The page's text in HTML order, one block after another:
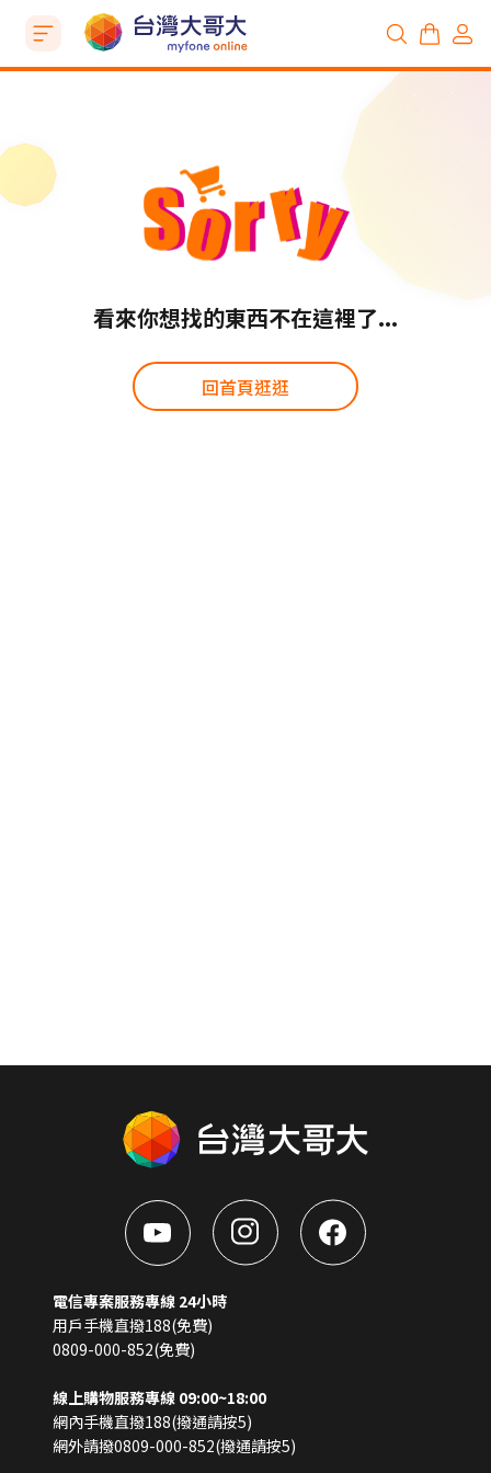
看來你想找的東西不在這裡了...
回首頁逛逛
電信專案服務專線 24小時
用戶手機直撥188(免費)
0809-000-852(免費)
線上購物服務專線 09:00~18:00
網內手機直撥188(撥通請按5)
網外請撥0809-000-852(撥通請按5)